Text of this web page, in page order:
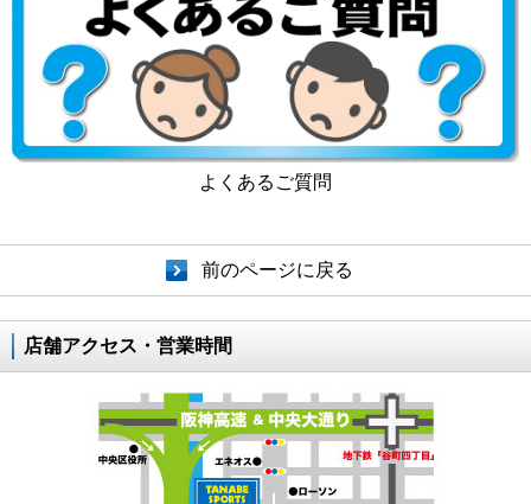
よくあるご質問
前のページに戻る
店舗アクセス・営業時間